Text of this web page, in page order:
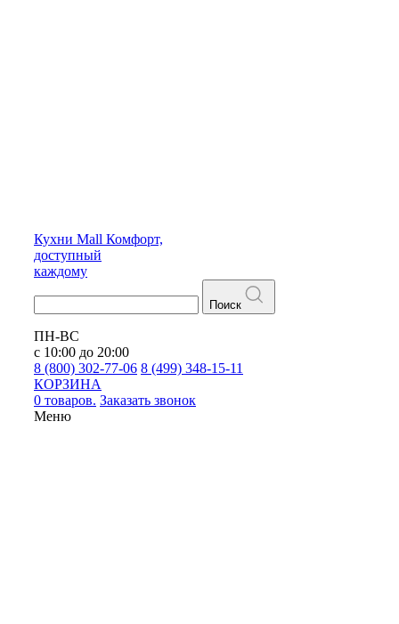
Кухни Mall Комфорт,
доступный
каждому
Поиск
ПН-ВС
с 10:00 до 20:00
8 (800) 302-77-06 8 (499) 348-15-11
КОРЗИНА
0 товаров. Заказать звонок
Меню